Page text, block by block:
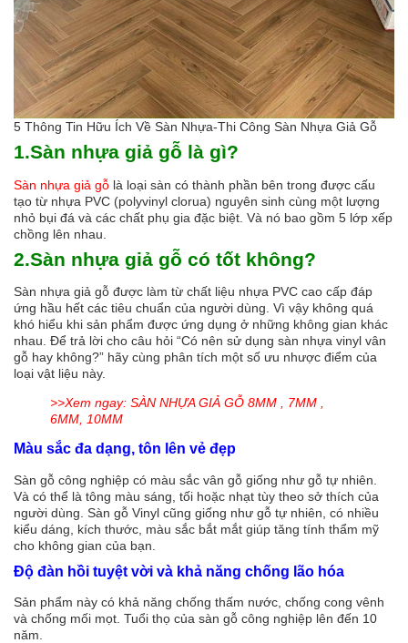
5 Thông Tin Hữu Ích Về Sàn Nhựa-Thi Công Sàn Nhựa Giả Gỗ
1.Sàn nhựa giả gỗ là gì?
Sàn nhựa giả gỗ là loại sàn có thành phần bên trong được cấu
tạo từ nhựa PVC (polyvinyl clorua) nguyên sinh cùng một lượng
nhỏ bụi đá và các chất phụ gia đặc biệt. Và nó bao gồm 5 lớp xếp
chồng lên nhau.
2.Sàn nhựa giả gỗ có tốt không?
Sàn nhựa giả gỗ được làm từ chất liệu nhựa PVC cao cấp đáp
ứng hầu hết các tiêu chuẩn của người dùng. Vì vậy không quá
khó hiểu khi sản phẩm được ứng dụng ở những không gian khác
nhau. Để trả lời cho câu hỏi “Có nên sử dụng sàn nhựa vinyl vân
gỗ hay không?” hãy cùng phân tích một số ưu nhược điểm của
loại vật liệu này.
>>Xem ngay: SÀN NHỰA GIẢ GỖ 8MM , 7MM ,
6MM, 10MM
Màu sắc đa dạng, tôn lên vẻ đẹp
Sàn gỗ công nghiệp có màu sắc vân gỗ giống như gỗ tự nhiên.
Và có thể là tông màu sáng, tối hoặc nhạt tùy theo sở thích của
người dùng. Sàn gỗ Vinyl cũng giống như gỗ tự nhiên, có nhiều
kiểu dáng, kích thước, màu sắc bắt mắt giúp tăng tính thẩm mỹ
cho không gian của bạn.
Độ đàn hồi tuyệt vời và khả năng chống lão hóa
Sản phẩm này có khả năng chống thấm nước, chống cong vênh
và chống mối mọt. Tuổi thọ của sàn gỗ công nghiệp lên đến 10
năm.